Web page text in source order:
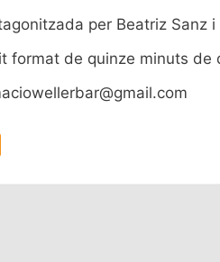
per Beatriz Sanz i
format de quinze minuts de